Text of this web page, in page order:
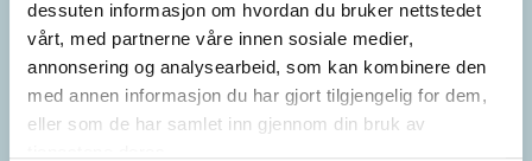
dessuten informasjon om hvordan du bruker nettstedet
vårt, med partnerne våre innen sosiale medier,
annonsering og analysearbeid, som kan kombinere den
med annen informasjon du har gjort tilgjengelig for dem,
eller som de har samlet inn gjennom din bruk av